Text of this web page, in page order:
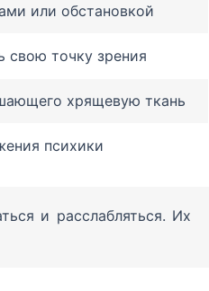
или обстановкой
свою точку зрения
хрящевую ткань
психики
и расслабляться. Их